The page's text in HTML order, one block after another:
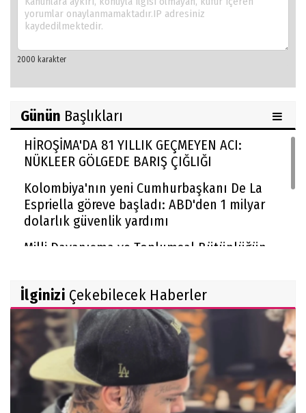
Günün Başlıkları
HİROŞİMA'DA 81 YILLIK GEÇMEYEN ACI:
NÜKLEER GÖLGEDE BARIŞ ÇIĞLIĞI
Kolombiya'nın yeni Cumhurbaşkanı De La
Espriella göreve başladı: ABD'den 1 milyar
dolarlık güvenlik yardımı
Milli Dayanışma ve Toplumsal Bütünlüğün
McGregor UFC'ye dönüyor
İlginizi Çekebilecek Haberler